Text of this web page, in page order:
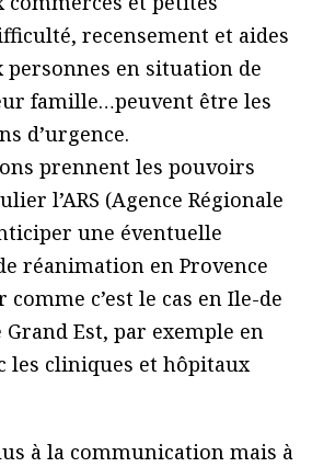
recensement et aides
en situation de
famille…peuvent être les
d’urgence.
prennent les pouvoirs
l’ARS (Agence Régionale
une éventuelle
réanimation en Provence
comme c’est le cas en Ile-de
Grand Est, par exemple en
les cliniques et hôpitaux
à la communication mais à